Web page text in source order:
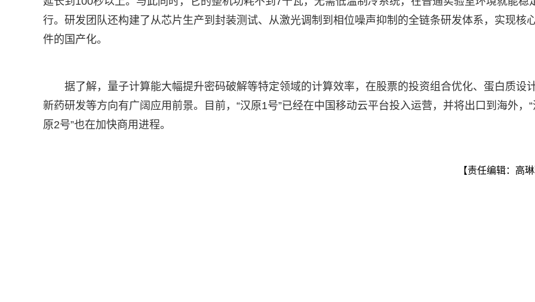
行。研发团队还构建了从芯片生产到封装测试、从激光调制到相位噪声抑制的全链条研发体系，实现核
件的国产化。
据了解，量子计算能大幅提升密码破解等特定领域的计算效率，在股票的投资组合优化、蛋白质设
新药研发等方向有广阔应用前景。目前，“汉原1号”已经在中国移动云平台投入运营，并将出口到海外，“
原2号”也在加快商用进程。
【责任编辑：高